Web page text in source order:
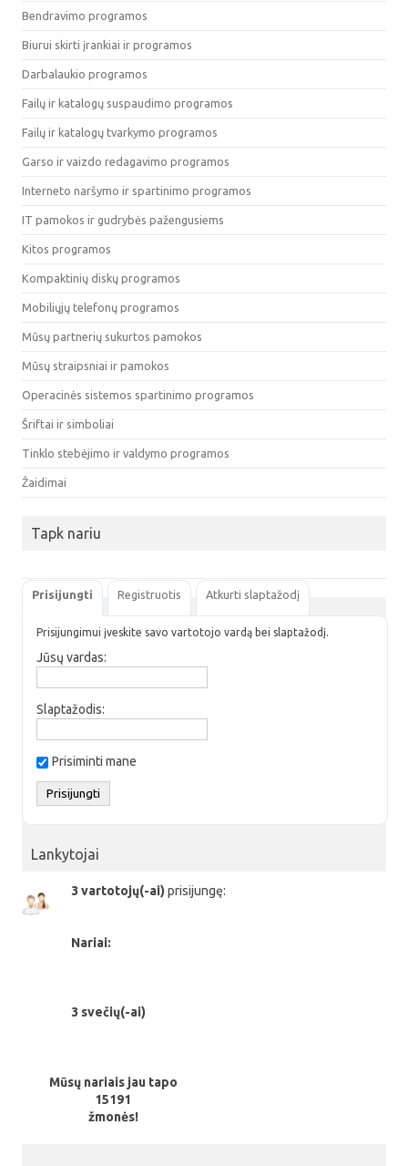
Bendravimo programos
Biurui skirti įrankiai ir programos
Darbalaukio programos
Failų ir katalogų suspaudimo programos
Failų ir katalogų tvarkymo programos
Garso ir vaizdo redagavimo programos
Interneto naršymo ir spartinimo programos
IT pamokos ir gudrybės pažengusiems
Kitos programos
Kompaktinių diskų programos
Mobiliųjų telefonų programos
Mūsų partnerių sukurtos pamokos
Mūsų straipsniai ir pamokos
Operacinės sistemos spartinimo programos
Šriftai ir simboliai
Tinklo stebėjimo ir valdymo programos
Žaidimai
Tapk nariu
Prisijungti Registruotis Atkurti slaptažodį
Prisijungimui įveskite savo vartotojo vardą bei slaptažodį.
Jūsų vardas:
Slaptažodis:
Prisiminti mane
Lankytojai
3 vartotojų(-ai) prisijungę:
Nariai:
3 svečių(-ai)
Mūsų nariais jau tapo
15191
žmonės!